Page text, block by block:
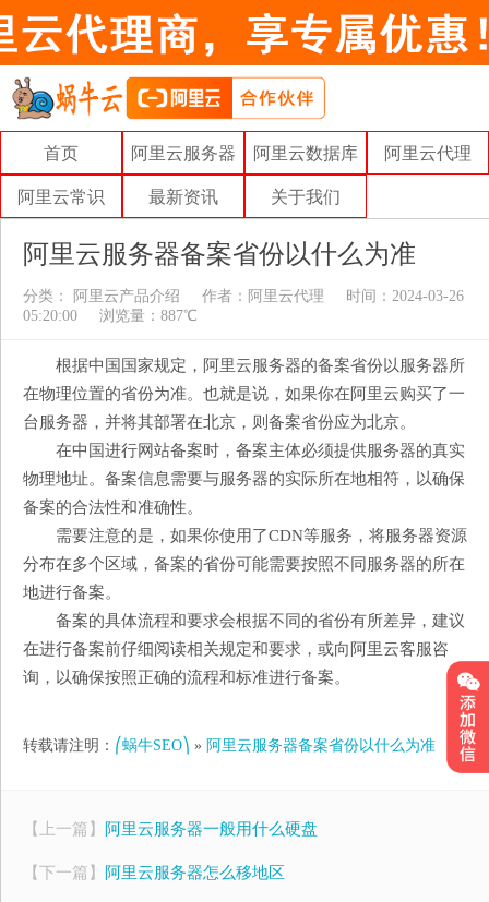
首页 阿里云服务器 阿里云数据库 阿里云代理
阿里云常识 最新资讯 关于我们
阿里云服务器备案省份以什么为准
分类： 阿里云产品介绍 作者： 阿里云代理
时间：2024-03-26
05:20:00
浏览量：887℃
根据中国国家规定，阿里云服务器的备案省份以服务器所
在物理位置的省份为准。也就是说，如果你在阿里云购买了一
台服务器，并将其部署在北京，则备案省份应为北京。
在中国进行网站备案时，备案主体必须提供服务器的真实
物理地址。备案信息需要与服务器的实际所在地相符，以确保
备案的合法性和准确性。
需要注意的是，如果你使用了CDN等服务，将服务器资源
分布在多个区域，备案的省份可能需要按照不同服务器的所在
地进行备案。
备案的具体流程和要求会根据不同的省份有所差异，建议
在进行备案前仔细阅读相关规定和要求，或向阿里云客服咨
询，以确保按照正确的流程和标准进行备案。
转载请注明： ⎛蜗牛SEO⎞ » 阿里云服务器备案省份以什么为准
【上一篇】 阿里云服务器一般用什么硬盘
【下一篇】 阿里云服务器怎么移地区